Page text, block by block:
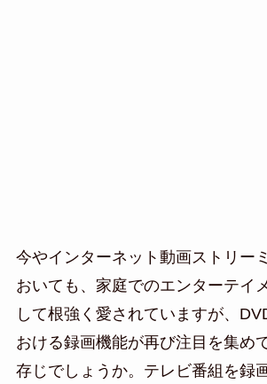
今やインターネット動画ストリー
おいても、家庭でのエンターテイ
して根強く愛されていますが、
おける録画機能が再び注目を集め
存じでしょうか。テレビ番組を録